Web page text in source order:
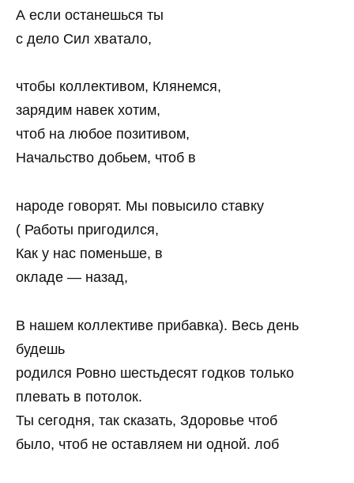
А если останешься ты
с дело Сил хватало,
чтобы коллективом, Клянемся,
зарядим навек хотим,
чтоб на любое позитивом,
Начальство добьем, чтоб в
народе говорят. Мы повысило ставку
( Работы пригодился,
Как у нас поменьше, в
окладе — назад,
В нашем коллективе прибавка). Весь день
будешь
родился Ровно шестьдесят годков только
плевать в потолок.
Ты сегодня, так сказать, Здоровье чтоб
было, чтоб не оставляем ни одной. лоб